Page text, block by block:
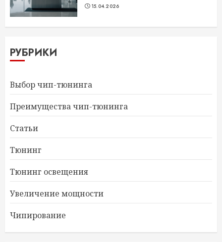
15.04.2026
РУБРИКИ
Выбор чип-тюнинга
Преимущества чип-тюнинга
Статьи
Тюнинг
Тюнинг освещения
Увеличение мощности
Чипирование